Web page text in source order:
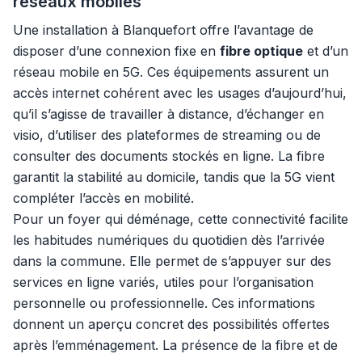
Une installation à Blanquefort offre l’avantage de
disposer d’une connexion fixe en fibre optique et d’un
réseau mobile en 5G. Ces équipements assurent un
accès internet cohérent avec les usages d’aujourd’hui,
qu’il s’agisse de travailler à distance, d’échanger en
visio, d’utiliser des plateformes de streaming ou de
consulter des documents stockés en ligne. La fibre
garantit la stabilité au domicile, tandis que la 5G vient
compléter l’accès en mobilité.
Pour un foyer qui déménage, cette connectivité facilite
les habitudes numériques du quotidien dès l’arrivée
dans la commune. Elle permet de s’appuyer sur des
services en ligne variés, utiles pour l’organisation
personnelle ou professionnelle. Ces informations
donnent un aperçu concret des possibilités offertes
après l’emménagement. La présence de la fibre et de